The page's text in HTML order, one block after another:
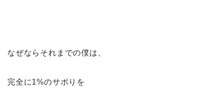
なぜならそれまでの僕は、
完全に1%のサボりを